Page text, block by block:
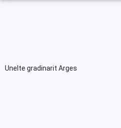
Unelte gradinarit Arges